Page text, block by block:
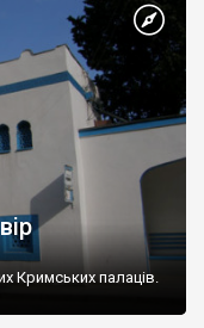
Кримських палаців.